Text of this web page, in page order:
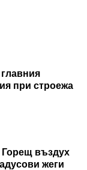
при строежа
Горещ въздух
жеги